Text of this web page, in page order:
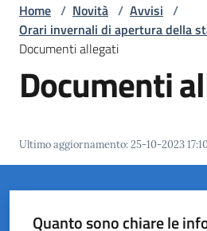
Amministrazione
Vivere
Home / Novità / Avvisi /
Orari invernali di apertura della
Documenti allegati
Documenti
Ultimo aggiornamento:25-10-2023
Quanto sono chiare le